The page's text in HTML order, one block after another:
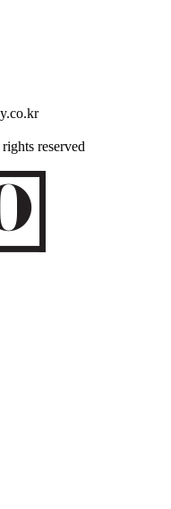
reserved